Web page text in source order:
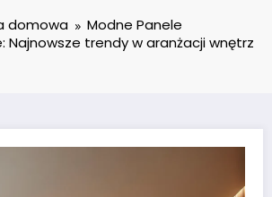
domowa
Modne Panele
Najnowsze trendy w aranżacji wnętrz